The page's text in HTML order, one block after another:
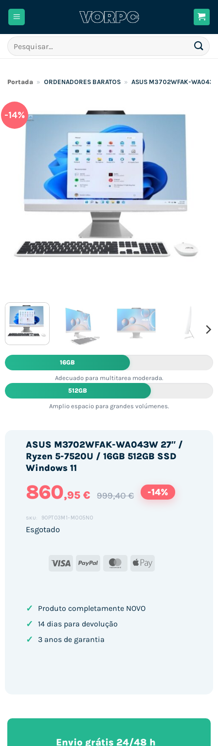
Pesquisar
por:
Portada » ORDENADORES BARATOS » ASUS M3702WFAK-
-14%
16GB
Adecuado para multitarea moderada.
512GB
Amplio espacio para grandes volúmenes.
ASUS M3702WFAK-WA043W 27″ /
Ryzen 5-7520U / 16GB 512GB SSD
Windows 11
860,95 € 999,40 € -14%
SKU: 90PT03M1-M005N0
Esgotado
Visa PayPal MasterCard
Apple
✓ Produto completamente NOVO
✓ 14 dias para devolução
✓ 3 anos de garantia
Envio grátis 24/48 h